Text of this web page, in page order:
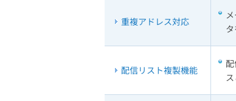
重複アドレス対応
配信リスト複製機能